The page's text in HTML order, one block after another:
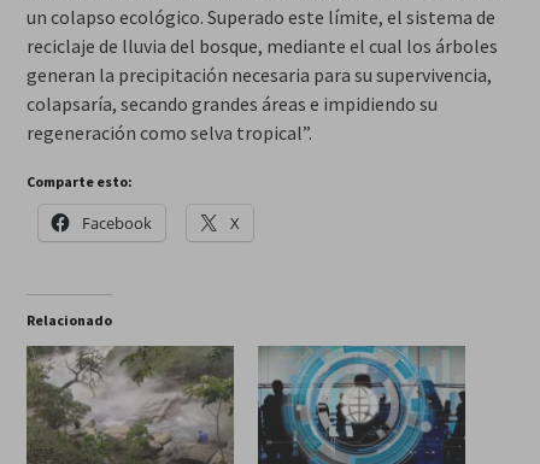
un colapso ecológico. Superado este límite, el sistema de
reciclaje de lluvia del bosque, mediante el cual los árboles
generan la precipitación necesaria para su supervivencia,
colapsaría, secando grandes áreas e impidiendo su
regeneración como selva tropical”.
Comparte esto:
Facebook X
Relacionado